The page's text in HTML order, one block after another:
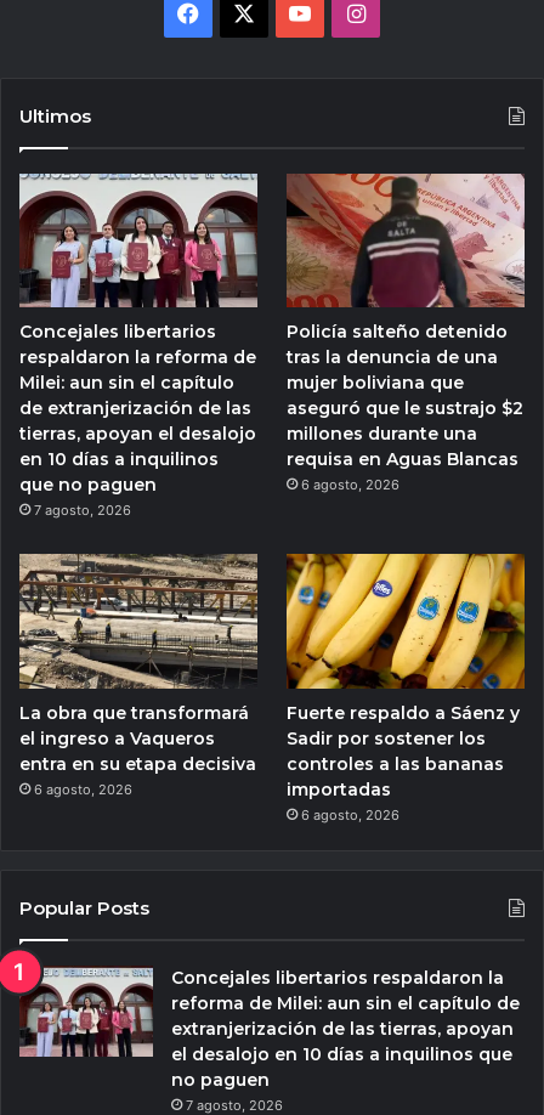
Facebook YouTubeInstagram
Ultimos
Concejales libertarios
respaldaron la reforma de
Milei: aun sin el capítulo
de extranjerización de las
tierras, apoyan el desalojo
en 10 días a inquilinos
que no paguen
7 agosto, 2026
Policía salteño detenido
tras la denuncia de una
mujer boliviana que
aseguró que le sustrajo $2
millones durante una
requisa en Aguas Blancas
6 agosto, 2026
La obra que transformará
el ingreso a Vaqueros
entra en su etapa decisiva
6 agosto, 2026
Fuerte respaldo a Sáenz y
Sadir por sostener los
controles a las bananas
importadas
6 agosto, 2026
Popular Posts
Concejales libertarios respaldaron la
reforma de Milei: aun sin el capítulo de
extranjerización de las tierras, apoyan
el desalojo en 10 días a inquilinos que
no paguen
7 agosto, 2026